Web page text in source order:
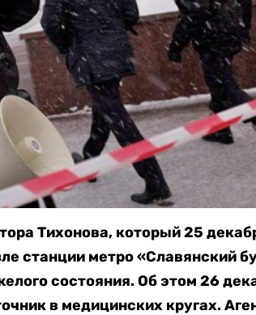
Тихонова, который 25
станции метро «Славянский
состояния. Об этом 26
в медицинских кругах.